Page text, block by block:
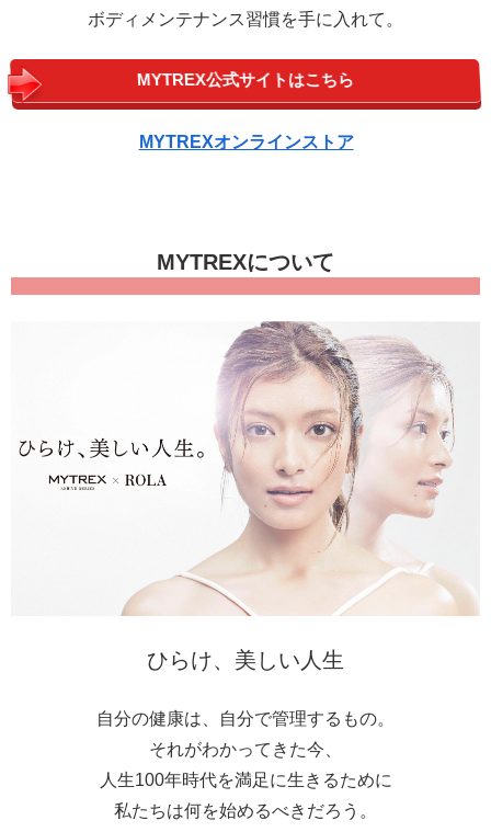
ボディメンテナンス習慣を手に入れて。
MYTREX公式サイトはこちら
MYTREXオンラインストア
MYTREXについて
ひらけ、美しい人生
自分の健康は、自分で管理するもの。
それがわかってきた今、
人生100年時代を満足に生きるために
私たちは何を始めるべきだろう。